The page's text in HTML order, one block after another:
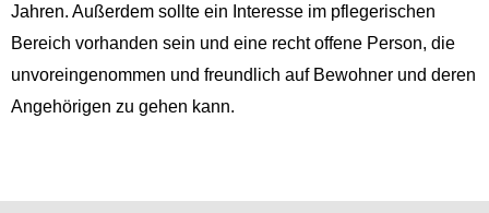
Jahren. Außerdem sollte ein Interesse im pflegerischen
Bereich vorhanden sein und eine recht offene Person, die
unvoreingenommen und freundlich auf Bewohner und deren
Angehörigen zu gehen kann.